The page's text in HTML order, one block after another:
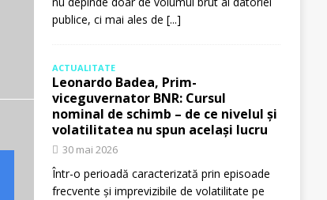
publice, ci mai ales de [...]
ACTUALITATE
Leonardo Badea, Prim-
viceguvernator BNR: Cursul
nominal de schimb – de ce nivelul și
volatilitatea nu spun același lucru
30 mai 2026
Într-o perioadă caracterizată prin episoade
frecvente și imprevizibile de volatilitate pe